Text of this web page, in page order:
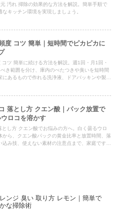
汚れ 掃除の効果的な方法を解説。簡単手順で
キッチン環境を実現しましょう。
度 コツ 簡単｜短時間でピカピカに
ツ 簡単に続ける方法を解説。週1回・月1回・
き範囲を分け、庫内のべたつきや臭いを短時間
にあるもので作れる洗浄液、ドアパッキンや製氷
落とし方 クエン酸｜パック放置で
ロコを溶かす
し方 クエン酸でお悩みの方へ。白く曇るウロ
から、クエン酸パックの黄金比率と放置時間、落
込み技、使えない素材の注意点まで、家庭ですぐ
ンジ 臭い 取り方 レモン｜簡単で
な掃除術